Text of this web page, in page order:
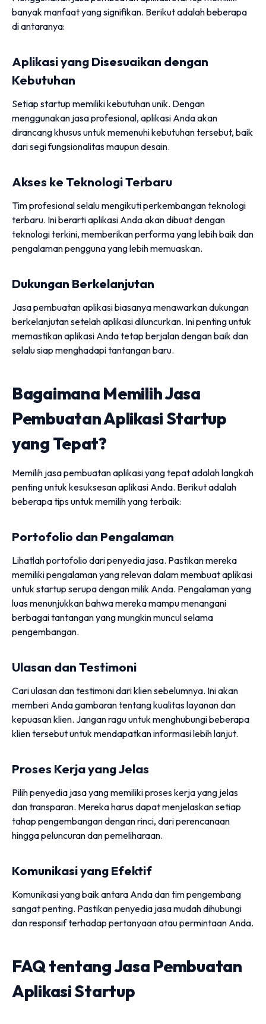
banyak manfaat yang signifikan. Berikut adalah beberapa
di antaranya:
Aplikasi yang Disesuaikan dengan
Kebutuhan
Setiap startup memiliki kebutuhan unik. Dengan
menggunakan jasa profesional, aplikasi Anda akan
dirancang khusus untuk memenuhi kebutuhan tersebut, baik
dari segi fungsionalitas maupun desain.
Akses ke Teknologi Terbaru
Tim profesional selalu mengikuti perkembangan teknologi
terbaru. Ini berarti aplikasi Anda akan dibuat dengan
teknologi terkini, memberikan performa yang lebih baik dan
pengalaman pengguna yang lebih memuaskan.
Dukungan Berkelanjutan
Jasa pembuatan aplikasi biasanya menawarkan dukungan
berkelanjutan setelah aplikasi diluncurkan. Ini penting untuk
memastikan aplikasi Anda tetap berjalan dengan baik dan
selalu siap menghadapi tantangan baru.
Bagaimana Memilih Jasa
Pembuatan Aplikasi Startup
yang Tepat?
Memilih jasa pembuatan aplikasi yang tepat adalah langkah
penting untuk kesuksesan aplikasi Anda. Berikut adalah
beberapa tips untuk memilih yang terbaik:
Portofolio dan Pengalaman
Lihatlah portofolio dari penyedia jasa. Pastikan mereka
memiliki pengalaman yang relevan dalam membuat aplikasi
untuk startup serupa dengan milik Anda. Pengalaman yang
luas menunjukkan bahwa mereka mampu menangani
berbagai tantangan yang mungkin muncul selama
pengembangan.
Ulasan dan Testimoni
Cari ulasan dan testimoni dari klien sebelumnya. Ini akan
memberi Anda gambaran tentang kualitas layanan dan
kepuasan klien. Jangan ragu untuk menghubungi beberapa
klien tersebut untuk mendapatkan informasi lebih lanjut.
Proses Kerja yang Jelas
Pilih penyedia jasa yang memiliki proses kerja yang jelas
dan transparan. Mereka harus dapat menjelaskan setiap
tahap pengembangan dengan rinci, dari perencanaan
hingga peluncuran dan pemeliharaan.
Komunikasi yang Efektif
Komunikasi yang baik antara Anda dan tim pengembang
sangat penting. Pastikan penyedia jasa mudah dihubungi
dan responsif terhadap pertanyaan atau permintaan Anda.
FAQ tentang Jasa Pembuatan
Aplikasi Startup